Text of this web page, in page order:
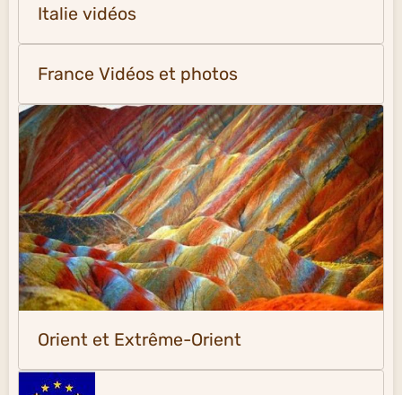
Italie vidéos
France Vidéos et photos
Orient et Extrême-Orient